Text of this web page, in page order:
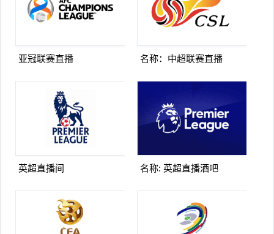
亚冠联赛直播 名称：中超联赛直播
英超直播间 名称: 英超直播酒吧